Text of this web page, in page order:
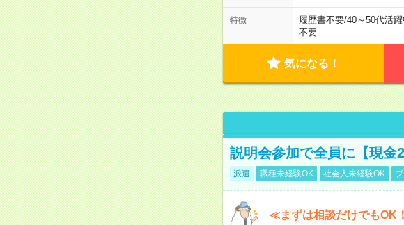
特徴 履歴書不要/40～50代活躍
不要
気になる！
説明会参加で全員に【現金
派遣 職種未経験OK 社会人未経験OK
≪まずは相談だけでもOK